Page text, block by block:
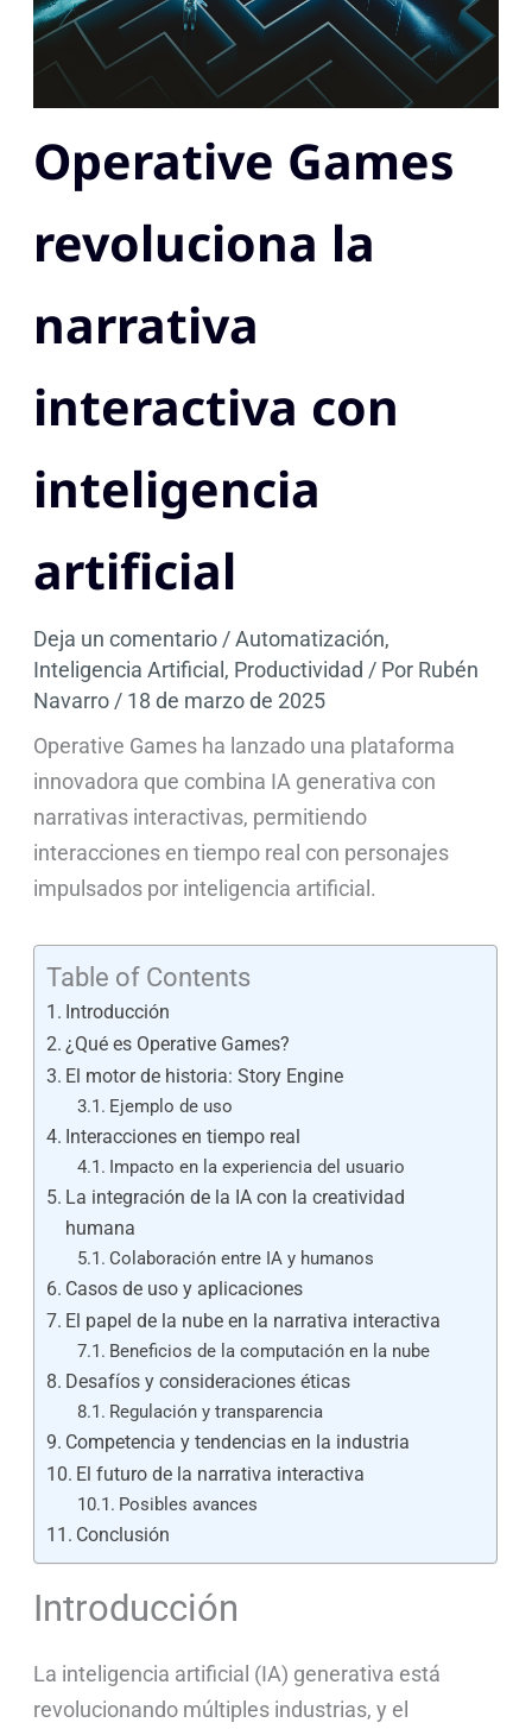
Operative Games
revoluciona la
narrativa
interactiva con
inteligencia
artificial
Deja un comentario/Automatización,
Inteligencia Artificial , Productividad / Por Rubén
Navarro/ 18 de marzo de 2025
Operative Games ha lanzado una plataforma
innovadora que combina IA generativa con
narrativas interactivas, permitiendo
interacciones en tiempo real con personajes
impulsados por inteligencia artificial.
Table of Contents
Introducción
¿Qué es Operative Games?
El motor de historia: Story Engine
Ejemplo de uso
Interacciones en tiempo real
Impacto en la experiencia del usuario
La integración de la IA con la creatividad
humana
Colaboración entre IA y humanos
Casos de uso y aplicaciones
El papel de la nube en la narrativa interactiva
Beneficios de la computación en la nube
Desafíos y consideraciones éticas
Regulación y transparencia
Competencia y tendencias en la industria
El futuro de la narrativa interactiva
Posibles avances
Conclusión
Introducción
La inteligencia artificial (IA) generativa está
revolucionando múltiples industrias, y el